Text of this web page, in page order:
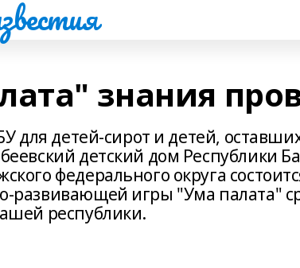
знания
для детей-сирот и детей,
детский дом Республики
федерального округа
развивающей игры "Ума палата"
республики.